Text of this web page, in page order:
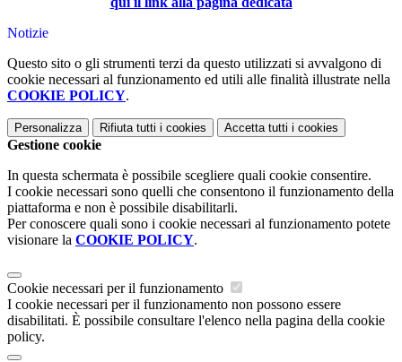
Notizie
Questo sito o gli strumenti terzi da questo utilizzati si avvalgono di
cookie necessari al funzionamento ed utili alle finalità illustrate nella
COOKIE POLICY.
Personalizza Rifiuta tutti i cookies Accetta tutti i cookies
Gestione cookie
In questa schermata è possibile scegliere quali cookie consentire.
I cookie necessari sono quelli che consentono il funzionamento della
piattaforma e non è possibile disabilitarli.
Per conoscere quali sono i cookie necessari al funzionamento potete
visionare la COOKIE POLICY.
Cookie necessari per il funzionamento
I cookie necessari per il funzionamento non possono essere
disabilitati. È possibile consultare l'elenco nella pagina della cookie
policy.